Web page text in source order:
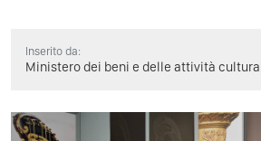
Inserito da:
Ministero dei beni e delle attività